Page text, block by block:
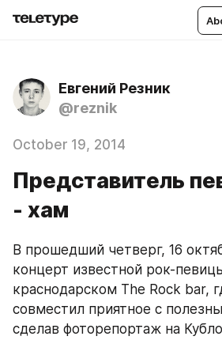
Евгений Резник
@reznik
October 19, 2014
Представитель
- хам
В прошедший четверг, 16
концерт известной рок-
краснодарском The Rock bar,
совместил приятное с